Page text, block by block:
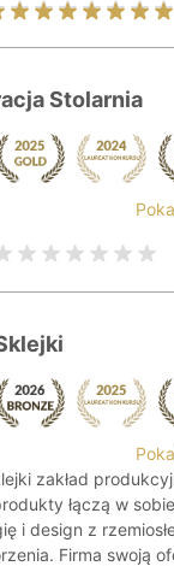
Stolarnia
zakład
łączą w sobie
i design z
Firma swoją